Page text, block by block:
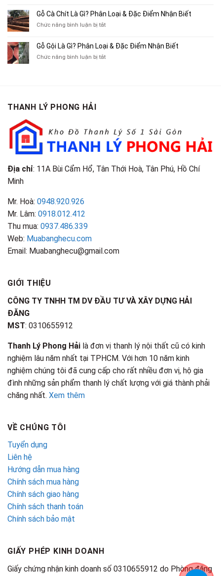
Cũ,
Xe
Cũ
TP.HCM
Sách
Tạp
Chí
Địa
Chỉ
Bán
Áo
Gỗ Cà Chít Là Gì? Phân Loại & Đặc Điểm Nhận Biết
Chức năng bình luận bị tắtở
Chít
Là
Gỗ Gội Là Gì? Phân Loại & Đặc Điểm Nhận Biết
Chức năng bình luận bị tắtở
Điểm
Nhận
Biết
THANH LÝ PHONG HẢI
Địa chỉ: 11A Bùi Cẩm Hổ, Tân Thới Hoà, Tân Phú, Hồ Chí
Minh
Mr. Hoà: 0948.920.926
Mr. Lâm: 0918.012.412
Thu mua: 0937.486.339
Web: Muabanghecu.com
Email: Muabanghecu@gmail.com
GIỚI THIỆU
CÔNG TY TNHH TM DV ĐẦU TƯ VÀ XÂY DỰNG HẢI
ĐĂNG
MST: 0310655912
Thanh Lý Phong Hải là đơn vị thanh lý nội thất cũ có kinh
nghiệm lâu năm nhất tại TPHCM. Với hơn 10 năm kinh
nghiệm chúng tôi đã cung cấp cho rất nhiều đơn vị, hộ gia
đình những sản phẩm thanh lý chất lượng với giá thành phải
chăng nhất. Xem thêm
VỀ CHÚNG TÔI
Tuyển dụng
Liên hệ
Hướng dẫn mua hàng
Chính sách mua hàng
Chính sách giao hàng
Chính sách thanh toán
Chính sách bảo mật
GIẤY PHÉP KINH DOANH
Giấy chứng nhận kinh doanh số 0310655912 do Phòng đăng